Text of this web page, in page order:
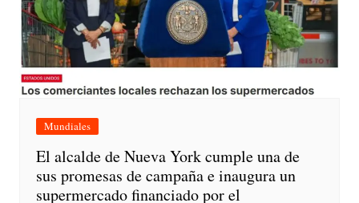
Mundiales
El alcalde de Nueva York cumple una de
sus promesas de campaña e inaugura un
supermercado financiado por el